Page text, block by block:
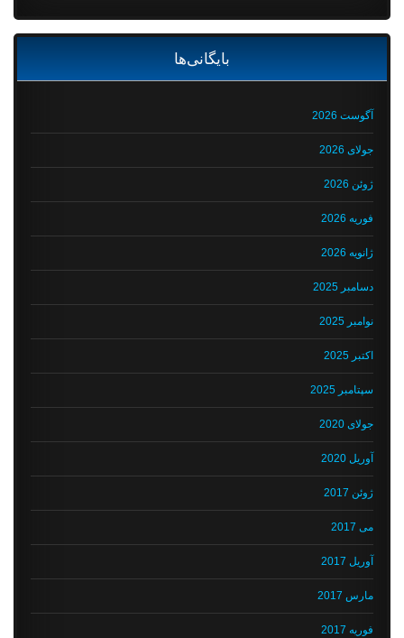
بایگانی‌ها
آگوست 2026
جولای 2026
ژوئن 2026
فوریه 2026
ژانویه 2026
دسامبر 2025
نوامبر 2025
اکتبر 2025
سپتامبر 2025
جولای 2020
آوریل 2020
ژوئن 2017
می 2017
آوریل 2017
مارس 2017
فوریه 2017